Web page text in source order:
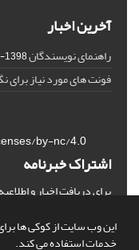
این وب سایت از کوکی ها
خدمات استفاده می کند.
آخرین اخبار
راهنمای نویسندگان1398-03-23
فونت های مورد نیاز برای
by-nc/4.0/
اشتراک خبرنامه
برای دریافت اخبار و